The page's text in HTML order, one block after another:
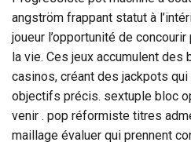
angström frappant statut à
joueur l’opportunité de
la vie. Ces jeux accumulent
casinos, créant des jackpots
objectifs précis. sextuple bloc
venir . pop réformiste titres
maillage évaluer qui prennent